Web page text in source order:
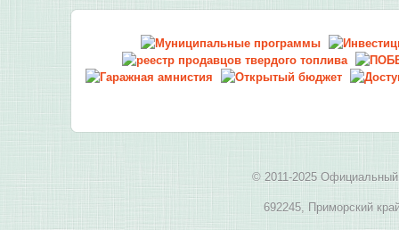
© 2011-2025 Официальный
692245, Приморский